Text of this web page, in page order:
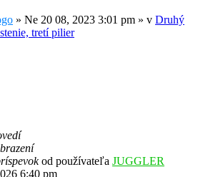
» Ne 20 08, 2023 3:01 pm » v Druhý
tretí pilier
od používateľa JUGGLER
6:40 pm